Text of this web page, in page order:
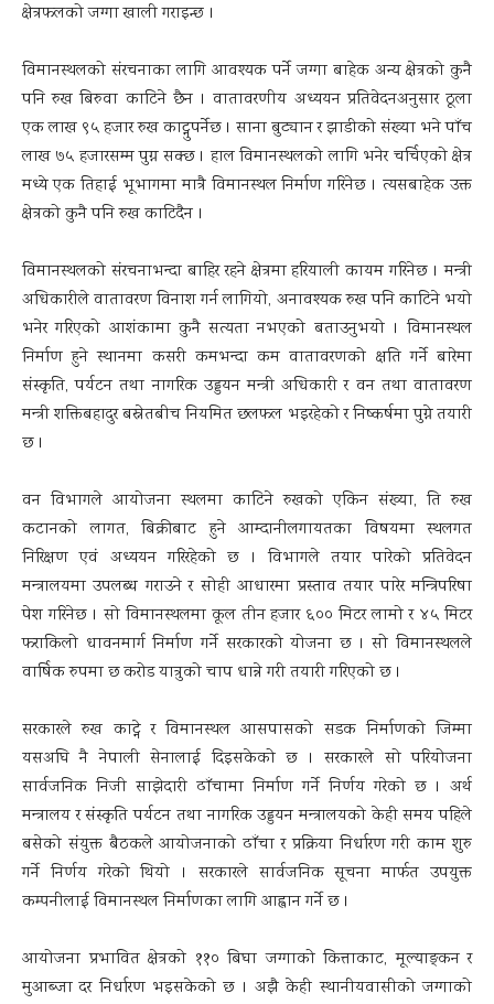
क्षेत्रफलको जग्गा खाली गराइन्छ ।
विमानस्थलको संरचनाका लागि आवश्यक पर्ने जग्गा बाहेक अन्य क्षेत्रको कुनै
पनि रुख बिरुवा काटिने छैन । वातावरणीय अध्ययन प्रतिवेदनअनुसार ठूला
एक लाख ९५ हजार रुख काट्नुपर्नेछ । साना बुट्यान र झाडीको संख्या भने पाँच
लाख ७५ हजारसम्म पुग्न सक्छ । हाल विमानस्थलको लागि भनेर चर्चिएको क्षेत्र
मध्ये एक तिहाई भूभागमा मात्रै विमानस्थल निर्माण गरिनेछ । त्यसबाहेक उक्त
क्षेत्रको कुनै पनि रुख काटिदैन ।
विमानस्थलको संरचनाभन्दा बाहिर रहने क्षेत्रमा हरियाली कायम गरिनेछ । मन्त्री
अधिकारीले वातावरण विनाश गर्न लागियो, अनावश्यक रुख पनि काटिने भयो
भनेर गरिएको आशंकामा कुनै सत्यता नभएको बताउनुभयो । विमानस्थल
निर्माण हुने स्थानमा कसरी कमभन्दा कम वातावरणको क्षति गर्ने बारेमा
संस्कृति, पर्यटन तथा नागरिक उड्डयन मन्त्री अधिकारी र वन तथा वातावरण
मन्त्री शक्तिबहादुर बस्नेतबीच नियमित छलफल भइरहेको र निष्कर्षमा पुग्ने तयारी
छ ।
वन विभागले आयोजना स्थलमा काटिने रुखको एकिन संख्या, ति रुख
कटानको लागत, बिक्रीबाट हुने आम्दानीलगायतका विषयमा स्थलगत
निरिक्षण एवं अध्ययन गरिरहेको छ । विभागले तयार पारेको प्रतिवेदन
मन्त्रालयमा उपलब्ध गराउने र सोही आधारमा प्रस्ताव तयार पारेर मन्त्रिपरिषद्मा
पेश गरिनेछ । सो विमानस्थलमा कूल तीन हजार ६०० मिटर लामो र ४५ मिटर
फराकिलो धावनमार्ग निर्माण गर्ने सरकारको योजना छ । सो विमानस्थलले
वार्षिक रुपमा छ करोड यात्रुको चाप धान्ने गरी तयारी गरिएको छ ।
सरकारले रुख काट्ने र विमानस्थल आसपासको सडक निर्माणको जिम्मा
यसअघि नै नेपाली सेनालाई दिइसकेको छ । सरकारले सो परियोजना
सार्वजनिक निजी साझेदारी ढाँचामा निर्माण गर्ने निर्णय गरेको छ । अर्थ
मन्त्रालय र संस्कृति पर्यटन तथा नागरिक उड्डयन मन्त्रालयको केही समय पहिले
बसेको संयुक्त बैठकले आयोजनाको ढाँचा र प्रक्रिया निर्धारण गरी काम शुरु
गर्ने निर्णय गरेको थियो । सरकारले सार्वजनिक सूचना मार्फत उपयुक्त
कम्पनीलाई विमानस्थल निर्माणका लागि आह्वान गर्ने छ ।
आयोजना प्रभावित क्षेत्रको ११० बिघा जग्गाको कित्ताकाट, मूल्याङ्कन र
मुआब्जा दर निर्धारण भइसकेको छ । अझै केही स्थानीयवासीको जग्गाको